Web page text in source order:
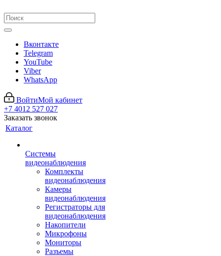
Вконтакте
Telegram
YouTube
Viber
WhatsApp
ВойтиМой кабинет
+7 4012 527 027
Заказать звонок
Каталог
Системы
видеонаблюдения
Комплекты
видеонаблюдения
Камеры
видеонаблюдения
Регистраторы для
видеонаблюдения
Накопители
Микрофоны
Мониторы
Разъемы